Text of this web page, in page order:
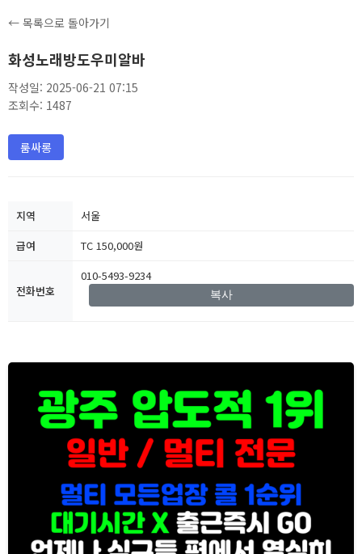
← 목록으로 돌아가기
화성노래방도우미알바
작성일: 2025-06-21 07:15
조회수: 1487
룸싸롱
지역
서울
급여
TC 150,000원
전화번호
010-5493-9234
복사